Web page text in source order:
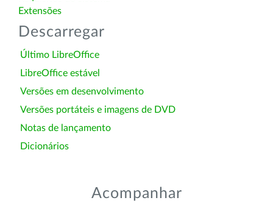
Extensões
Descarregar
Último LibreOffice
LibreOffice estável
Versões em desenvolvimento
Versões portáteis e imagens de DVD
Notas de lançamento
Dicionários
Acompanhar